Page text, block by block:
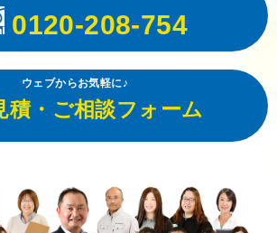
0120-208-754
ウェブからお気軽に♪
積・ご相談フォーム